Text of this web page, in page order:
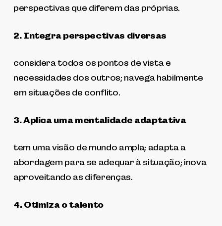
perspectivas que diferem das próprias.
2. Integra perspectivas diversas
considera todos os pontos de vista e
necessidades dos outros; navega habilmente
em situações de conflito.
3. Aplica uma mentalidade adaptativa
tem uma visão de mundo ampla; adapta a
abordagem para se adequar à situação; inova
aproveitando as diferenças.
4. Otimiza o talento